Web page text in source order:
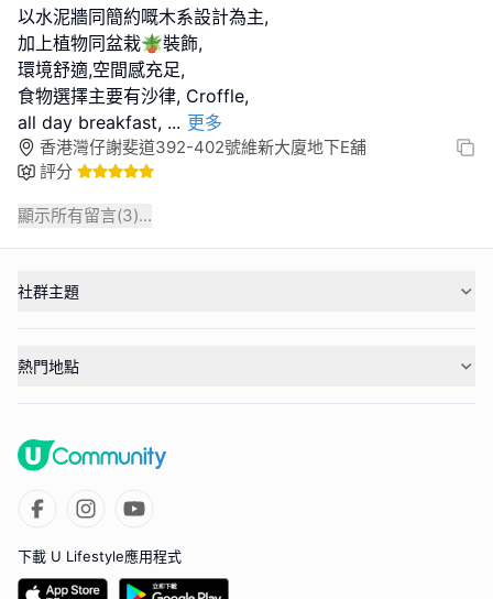
以水泥牆同簡約嘅木系設計為主,
加上植物同盆栽🪴裝飾,
環境舒適,空間感充足,
食物選擇主要有沙律, Croffle,
all day breakfast, ... 更多
香港灣仔謝斐道392-402號維新大廈地下E舖
評分
顯示所有留言(3)...
社群主題
熱門地點
下載 U Lifestyle應用程式